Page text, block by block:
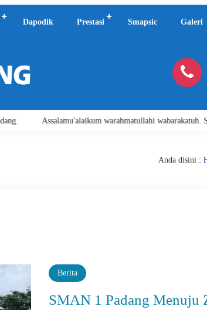
Dapodik Prestasi Smapsic Galeri
Assalamu'alaikum warahmatullahi wabarakatuh. Selamat
Anda disini :
Berita
SMAN 1 Padang Menuju